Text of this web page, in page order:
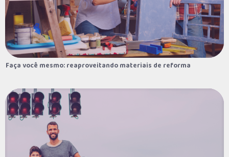
Faça você mesmo: reaproveitando materiais de reforma
Faça você mesmo: reaproveitando materiais de reforma